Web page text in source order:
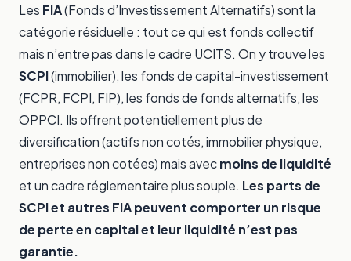
Les FIA(Fonds d’Investissement Alternatifs) sont la
catégorie résiduelle : tout ce qui est fonds collectif
mais n’entre pas dans le cadre UCITS. On y trouve les
SCPI(immobilier), les fonds de capital-investissement
(FCPR, FCPI, FIP), les fonds de fonds alternatifs, les
OPPCI. Ils offrent potentiellement plus de
diversification (actifs non cotés, immobilier physique,
entreprises non cotées) mais avecmoins de liquidité
et un cadre réglementaire plus souple. Les parts de
SCPI et autres FIA peuvent comporter un risque
de perte en capital et leur liquidité n’est pas
garantie.